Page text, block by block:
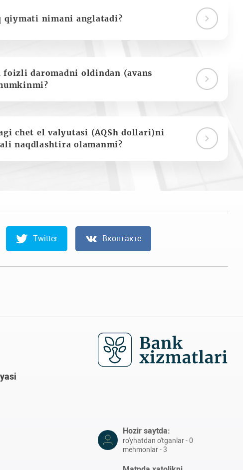
nimani anglatadi?
foizli daromadni oldindan (avans
chet el valyutasi (AQSh dollari)ni
naqdlashtira olamanmi?
Twitter Вконтакте
Hozir saytda:
ro'yhatdan o'tganlar - 0
mehmonlar - 3